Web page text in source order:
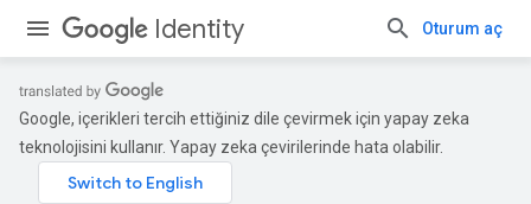
Identity Oturum aç
Google, içerikleri tercih ettiğiniz dile çevirmek için yapay zeka
teknolojisini kullanır. Yapay zeka çevirilerinde hata olabilir.